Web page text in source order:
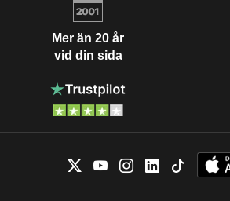
Mer än 20 år
vid din sida